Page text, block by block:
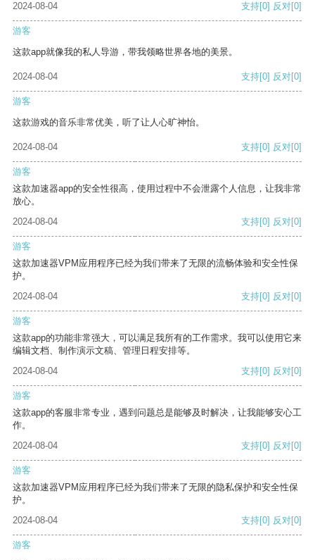
2024-08-04 支持[0] 反对[0]
游客
这款app就像我的私人导游，带我领略世界各地的美景。
2024-08-04 支持[0] 反对[0]
游客
这款游戏的音乐非常优美，听了让人心旷神怡。
2024-08-04 支持[0] 反对[0]
游客
这款加速器app的安全性很高，使用过程中不会泄露个人信息，让我非常
放心。
2024-08-04
支持[0] 反对[0]
游客
这款加速器VPM应用程序已经为我们带来了无限的流畅体验和安全性保
护。
2024-08-04
支持[0] 反对[0]
游客
这款app的功能非常强大，可以满足我所有的工作需求。我可以使用它来
编辑文档、制作演示文稿、管理日程安排等。
2024-08-04
支持[0] 反对[0]
游客
这款app的客服非常专业，遇到问题总是能够及时解决，让我能够安心工
作。
2024-08-04
支持[0] 反对[0]
游客
这款加速器VPM应用程序已经为我们带来了无限的隐私保护和安全性保
护。
2024-08-04
支持[0] 反对[0]
游客